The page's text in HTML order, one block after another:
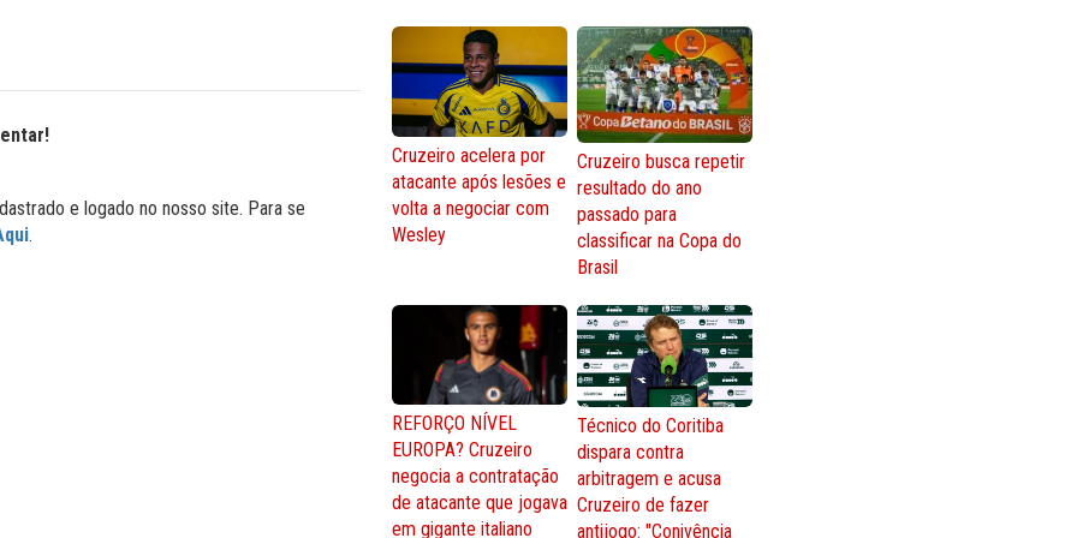
e logado no nosso site. Para se
.
Cruzeiro acelera por
atacante após lesões e
volta a negociar com
Wesley
Cruzeiro busca repetir
resultado do ano
passado para
classificar na Copa do
Brasil
REFORÇO NÍVEL
EUROPA? Cruzeiro
negocia a contratação
de atacante que jogava
em gigante italiano
Técnico do Coritiba
dispara contra
arbitragem e acusa
Cruzeiro de fazer
antijogo: "Conivência